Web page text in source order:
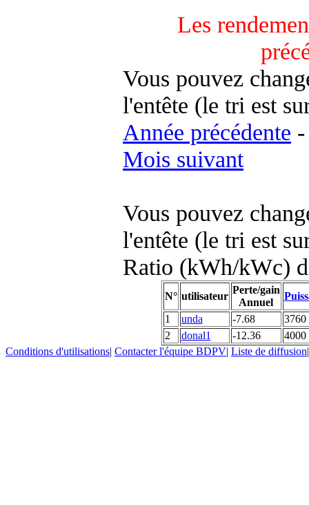
Les
Vous pouvez
l'entête (le tri est
Année précédente -
Mois suivant
Vous pouvez
l'entête (le tri est
Ratio (kWh/kWc)
N° utilisateur
Perte/gain
Annuel
1
unda -7.68
3760
2
donal1 -12.36
4000
Conditions d'utilisations| Contacter l'équipe BDPV| Liste de diffusion